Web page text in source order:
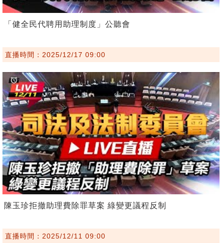
「健全民代聘用助理制度」公聽會
直播時間：2025/12/17 09:00
陳玉珍拒撤助理費除罪草案 綠變更議程反制
直播時間：2025/12/11 09:00